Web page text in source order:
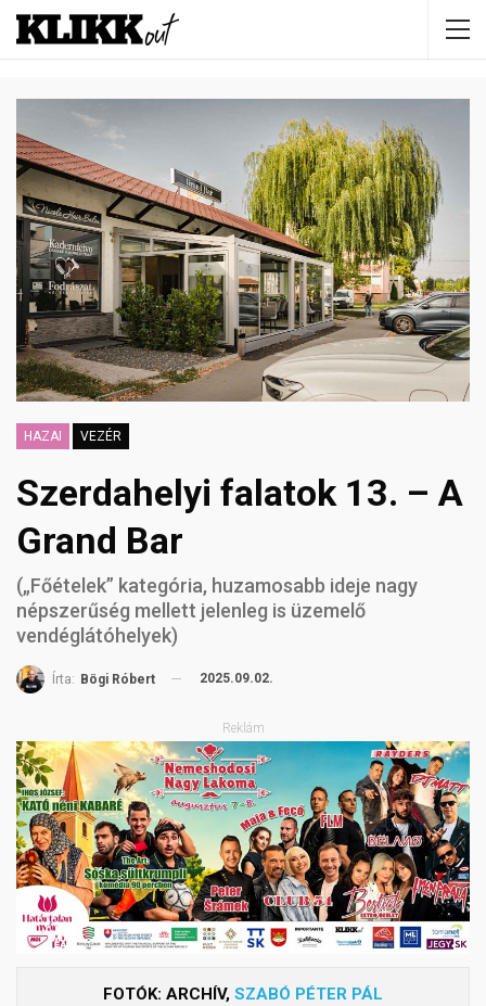
HAZAI VEZÉR
Szerdahelyi falatok 13. – A
Grand Bar
(„Főételek” kategória, huzamosabb ideje nagy
népszerűség mellett jelenleg is üzemelő
vendéglátóhelyek)
Írta: Bögi Róbert 2025.09.02.
Reklám
FOTÓK: ARCHÍV, SZABÓ PÉTER PÁL